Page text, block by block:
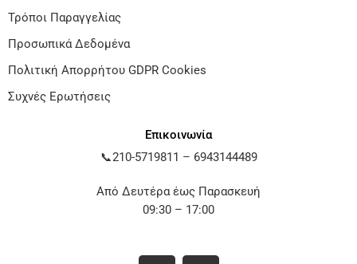
Τρόποι Παραγγελίας
Προσωπικά Δεδομένα
Πολιτική Απορρήτου GDPR Cookies
Συχνές Ερωτήσεις
Επικοινωνία
📞210-5719811 – 6943144489
Από Δευτέρα έως Παρασκευή
09:30 – 17:00